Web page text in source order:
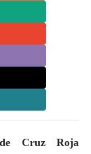
Cruz Roja